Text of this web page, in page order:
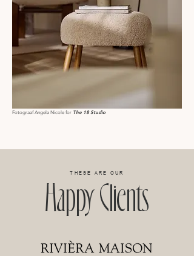
Fotograaf Angela Nicole for The 18 Studio
Happy Clients
THESE ARE OUR